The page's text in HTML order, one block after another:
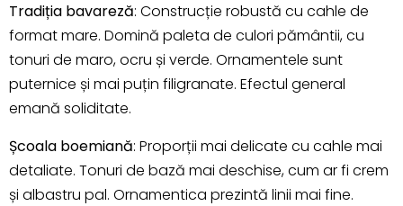
Tradiția bavareză: Construcție robustă cu cahle de
format mare. Domină paleta de culori pământii, cu
tonuri de maro, ocru și verde. Ornamentele sunt
puternice și mai puțin filigranate. Efectul general
emană soliditate.
Școala boemiană: Proporții mai delicate cu cahle mai
detaliate. Tonuri de bază mai deschise, cum ar fi crem
și albastru pal. Ornamentica prezintă linii mai fine.